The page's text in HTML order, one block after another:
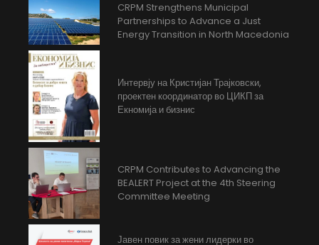
CRPM Strengthens Municipal
Partnerships to Advance a Just
Energy Transition in North Macedonia
Интервју на Кристијан Трајковски,
проектен координатор во ЦИКП за
Екномија и бизнис
CRPM Contributes to Advancing the
BEALERT Project at the 4th Steering
Committee Meeting
Јавен повик за жени лидерки во